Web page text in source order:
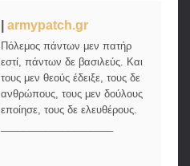
armypatch.gr
Πόλεμος πάντων μεν πατήρ
εστί, πάντων δε βασιλεύς. Και
τους μεν θεούς έδειξε, τους δε
ανθρώπους, τους μεν δούλους
εποίησε, τους δε ελευθέρους.